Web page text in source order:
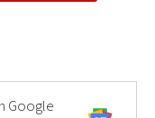
Google